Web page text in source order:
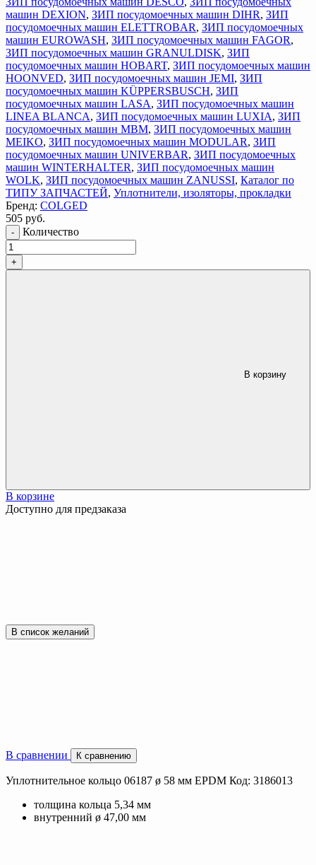
машин DEXION, ЗИП посудомоечных машин DIHR, ЗИП
посудомоечных машин ELETTROBAR, ЗИП посудомоечных
машин EUROWASH, ЗИП посудомоечных машин FAGOR,
ЗИП посудомоечных машин GRANULDISK, ЗИП
посудомоечных машин HOBART, ЗИП посудомоечных машин
HOONVED, ЗИП посудомоечных машин JEMI, ЗИП
посудомоечных машин KÜPPERSBUSCH, ЗИП
посудомоечных машин LASA, ЗИП посудомоечных машин
LINEA BLANCA, ЗИП посудомоечных машин LUXIA, ЗИП
посудомоечных машин MBM, ЗИП посудомоечных машин
MEIKO, ЗИП посудомоечных машин MODULAR, ЗИП
посудомоечных машин UNIVERBAR, ЗИП посудомоечных
машин WINTERHALTER, ЗИП посудомоечных машин
WOLK, ЗИП посудомоечных машин ZANUSSI, Каталог по
ТИПУ ЗАПЧАСТЕЙ, Уплотнители, изоляторы, прокладки
Бренд: COLGED
505 руб.
- Количество
+
В корзине
Доступно для предзаказа
В список желаний
В сравнении К сравнению
Уплотнительное кольцо 06187 ø 58 мм EPDM Код: 3186013
толщина кольца 5,34 мм
внутренний ø 47,00 мм